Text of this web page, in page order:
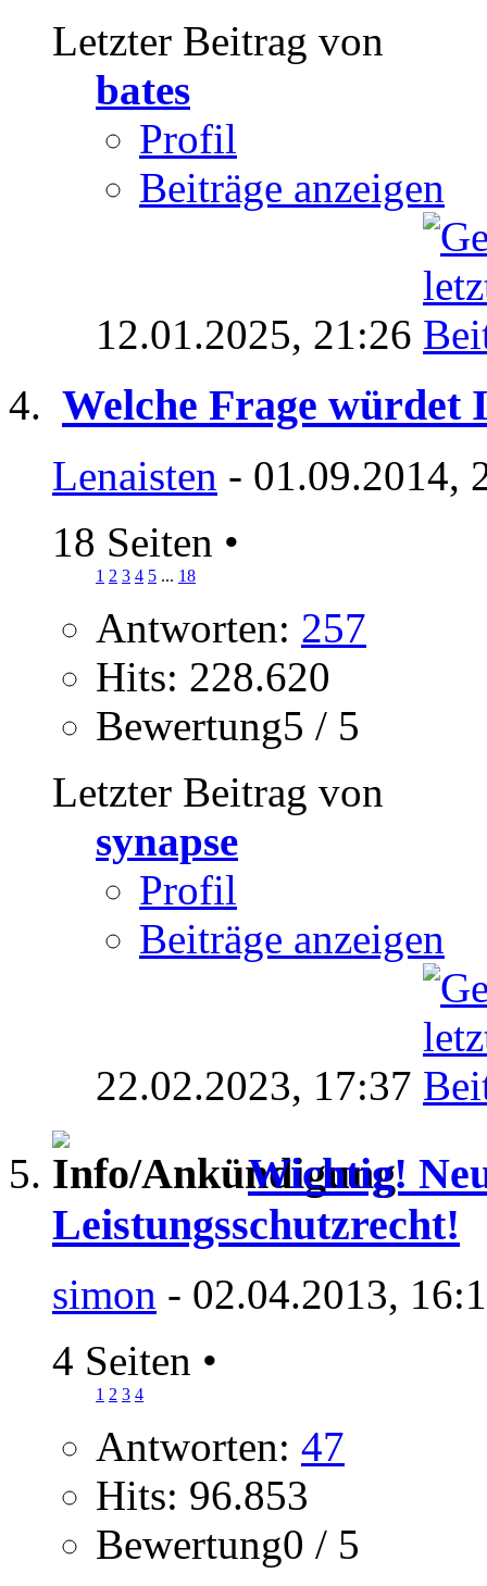
Letzter Beitrag von
bates
Profil
Beiträge anzeigen
12.01.2025, 21:26
Welche Frage würdet
Lenaisten - 01.09.2014,
18 Seiten •
1 2 3 4 5 ... 18
Antworten: 257
Hits: 228.620
Bewertung5 / 5
Letzter Beitrag von
synapse
Profil
Beiträge anzeigen
22.02.2023, 17:37
Wichtig!
Leistungsschutzrecht!
simon - 02.04.2013,
4 Seiten •
1 2 3 4
Antworten: 47
Hits: 96.853
Bewertung0 / 5